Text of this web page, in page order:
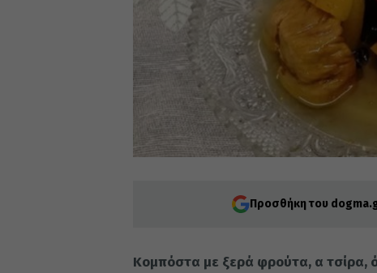
Προσθήκη του
Κομπόστα με ξερά φρούτα, α τσίρα,